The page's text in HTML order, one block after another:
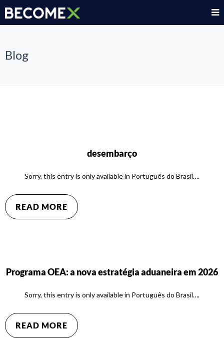
Blog
desembarço
Sorry, this entry is only available in Português do Brasil….
READ MORE
Programa OEA: a nova estratégia aduaneira em 2026
Sorry, this entry is only available in Português do Brasil….
READ MORE